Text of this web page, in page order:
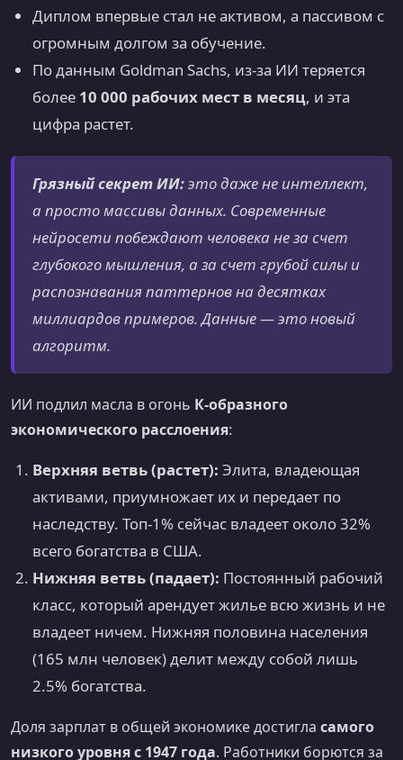
Диплом впервые стал не активом, а пассивом с
огромным долгом за обучение.
По данным Goldman Sachs, из-за ИИ теряется
более 10 000 рабочих мест в месяц, и эта
цифра растет.
Грязный секрет ИИ:это даже не интеллект,
а просто массивы данных. Современные
нейросети побеждают человека не за счет
глубокого мышления, а за счет грубой силы и
распознавания паттернов на десятках
миллиардов примеров. Данные — это новый
алгоритм.
ИИ подлил масла в огонь К-образного
экономического расслоения:
Верхняя ветвь (растет): Элита, владеющая
активами, приумножает их и передает по
наследству. Топ-1% сейчас владеет около 32%
всего богатства в США.
Нижняя ветвь (падает): Постоянный рабочий
класс, который арендует жилье всю жизнь и не
владеет ничем. Нижняя половина населения
(165 млн человек) делит между собой лишь
2.5% богатства.
Доля зарплат в общей экономике достигла самого
низкого уровня с 1947 года. Работники борются за